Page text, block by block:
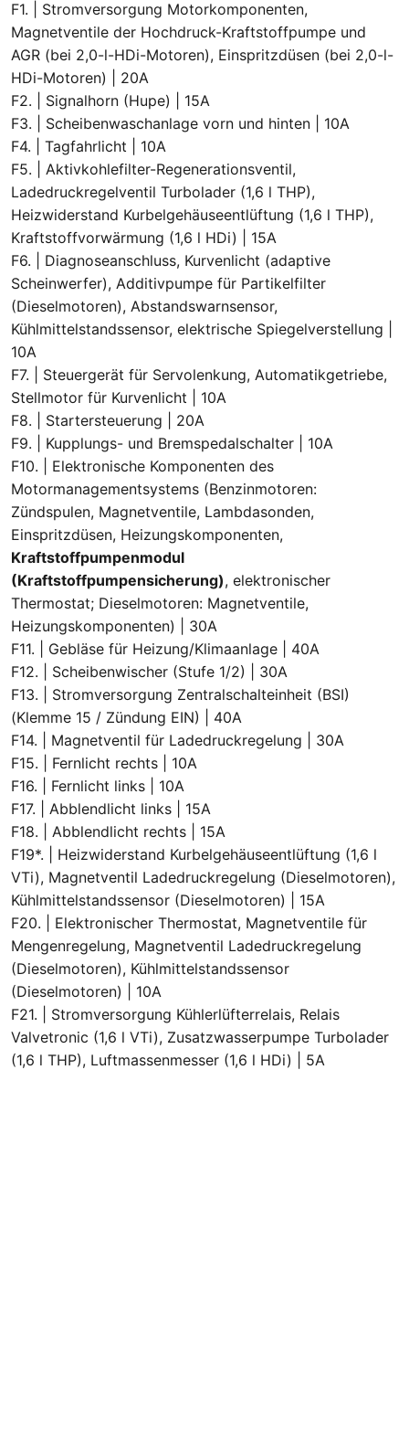
F1. | Stromversorgung Motorkomponenten,
Magnetventile der Hochdruck-Kraftstoffpumpe und
AGR (bei 2,0-l-HDi-Motoren), Einspritzdüsen (bei 2,0-l-
HDi-Motoren) | 20A
F2. | Signalhorn (Hupe) | 15A
F3. | Scheibenwaschanlage vorn und hinten | 10A
F4. | Tagfahrlicht | 10A
F5. | Aktivkohlefilter-Regenerationsventil,
Ladedruckregelventil Turbolader (1,6 l THP),
Heizwiderstand Kurbelgehäuseentlüftung (1,6 l THP),
Kraftstoffvorwärmung (1,6 l HDi) | 15A
F6. | Diagnoseanschluss, Kurvenlicht (adaptive
Scheinwerfer), Additivpumpe für Partikelfilter
(Dieselmotoren), Abstandswarnsensor,
Kühlmittelstandssensor, elektrische Spiegelverstellung |
10A
F7. | Steuergerät für Servolenkung, Automatikgetriebe,
Stellmotor für Kurvenlicht | 10A
F8. | Startersteuerung | 20A
F9. | Kupplungs- und Bremspedalschalter | 10A
F10. | Elektronische Komponenten des
Motormanagementsystems (Benzinmotoren:
Zündspulen, Magnetventile, Lambdasonden,
Einspritzdüsen, Heizungskomponenten,
Kraftstoffpumpenmodul
(Kraftstoffpumpensicherung), elektronischer
Thermostat; Dieselmotoren: Magnetventile,
Heizungskomponenten) | 30A
F11. | Gebläse für Heizung/Klimaanlage | 40A
F12. | Scheibenwischer (Stufe 1/2) | 30A
F13. | Stromversorgung Zentralschalteinheit (BSI)
(Klemme 15 / Zündung EIN) | 40A
F14. | Magnetventil für Ladedruckregelung | 30A
F15. | Fernlicht rechts | 10A
F16. | Fernlicht links | 10A
F17. | Abblendlicht links | 15A
F18. | Abblendlicht rechts | 15A
F19*. | Heizwiderstand Kurbelgehäuseentlüftung (1,6 l
VTi), Magnetventil Ladedruckregelung (Dieselmotoren),
Kühlmittelstandssensor (Dieselmotoren) | 15A
F20. | Elektronischer Thermostat, Magnetventile für
Mengenregelung, Magnetventil Ladedruckregelung
(Dieselmotoren), Kühlmittelstandssensor
(Dieselmotoren) | 10A
F21. | Stromversorgung Kühlerlüfterrelais, Relais
Valvetronic (1,6 l VTi), Zusatzwasserpumpe Turbolader
(1,6 l THP), Luftmassenmesser (1,6 l HDi) | 5A